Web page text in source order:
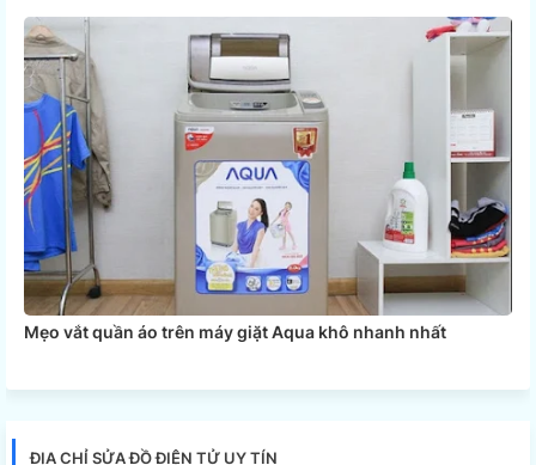
Mẹo vắt quần áo trên máy giặt Aqua khô nhanh nhất
ĐỊA CHỈ SỬA ĐỒ ĐIỆN TỬ UY TÍN